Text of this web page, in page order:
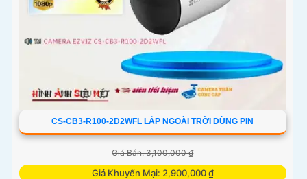
CS-CB3-R100-2D2WFL LẮP NGOÀI TRỜI DÙNG PIN
Giá Bán: 3,100,000 ₫
Giá Khuyến Mại: 2,900,000 ₫